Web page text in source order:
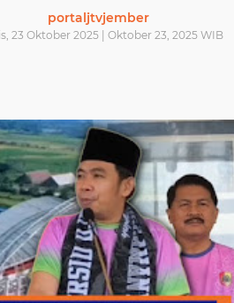
portaljtvjember
23 Oktober 2025 | Oktober 23, 2025 WIB